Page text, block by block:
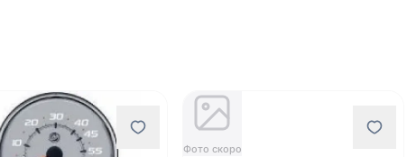
Фото скоро